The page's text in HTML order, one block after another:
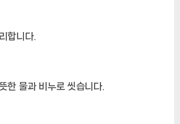
합니다.
한 물과 비누로 씻습니다.